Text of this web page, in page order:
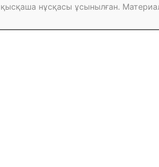
нұсқасы ұсынылған.